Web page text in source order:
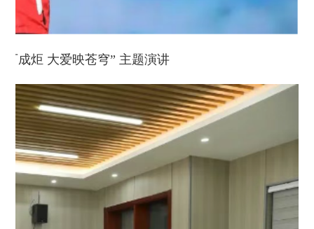
成炬 大爱映苍穹” 主题演讲